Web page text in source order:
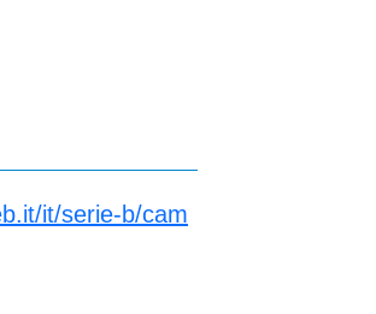
it/serie-b/cam